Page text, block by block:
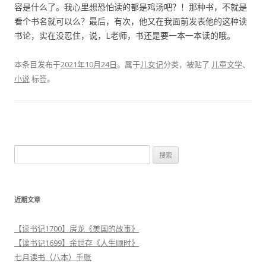
容是什么了。我心里想恐怕读的都是鸡汤吧？！那种书，不就是
看个书名就可以么？最后，有次，他又在我面前发表他的这种读
书论，实在没忍住，说，L老师，书还是要一本一本读的哦。
本条目发布于2021年10月24日。属于儿女记分类，被贴了 儿童文学、
小说 标签。
索
近期文章
【读书记1700】房龙《美国的故事》
【读书记1699】余世存《人生顺时》
七月读书（八本）手账